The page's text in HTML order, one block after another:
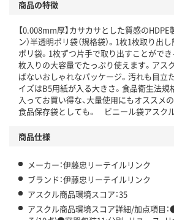
この商品の環境配慮ポイントです。下記商
アスクル商品環境スコア詳細／加点項目
商品の特徴
【0.008mm厚】カサカサとした質感のHDPE
ン）半透明ポリ袋（規格袋）。1枚1枚取り出
ポリ袋。1枚ずつ片手で取り出すことがで
枚入りの大容量でたっぷり使えます。アス
ばないおしゃれなパッケージ。汚れも目立
イズはB5用紙が入る大きさ。食品衛生法規
入ってお買い得な、大量使用にもオススメの
食品保存袋としても。 ビニール袋アスク
商品仕様
メーカー：伊藤忠リーテイルリンク
ブランド：伊藤忠リーテイルリンク
アスクル商品環境スコア：35
アスクル商品環境スコア詳細/加点項目